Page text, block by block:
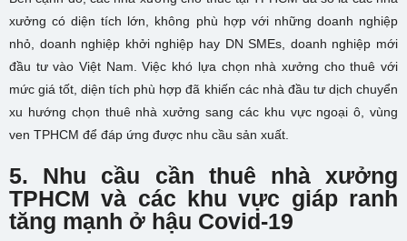
xưởng có diện tích lớn, không phù hợp với những doanh nghiệp
nhỏ, doanh nghiệp khởi nghiệp hay DN SMEs, doanh nghiệp mới
đầu tư vào Việt Nam. Việc khó lựa chọn nhà xưởng cho thuê với
mức giá tốt, diện tích phù hợp đã khiến các nhà đầu tư dịch chuyển
xu hướng chọn thuê nhà xưởng sang các khu vực ngoại ô, vùng
ven TPHCM để đáp ứng được nhu cầu sản xuất.
5. Nhu cầu cần thuê nhà xưởng
TPHCM và các khu vực giáp ranh
tăng mạnh ở hậu Covid-19